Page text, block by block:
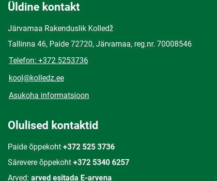
Üldine kontakt
Järvamaa Rakenduslik Kolledž
Tallinna 46, Paide 72720, Järvamaa, reg.nr. 70008546
Telefon: +372 5253736
kool@kolledz.ee
Asukoha informatsioon
Olulised kontaktid
Paide õppekoht +372 525 3736
Särevere õppekoht +372 5340 6257
Arved: arved esitada E-arvena